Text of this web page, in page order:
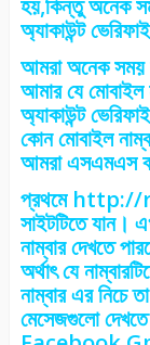
হয়,কিন্তু অনেক
অ্যাকাউন্ট
আমরা অনেক সময়
আমার যে মোবাইল
অ্যাকাউন্ট
কোন মোবাইল
আমরা এসএমএস
প্রথমেhttp://
সাইটটিতে যান।
নাম্বার দেখতে
অর্থাৎ যে
নাম্বার এর নিচে
মেসেজগুলো